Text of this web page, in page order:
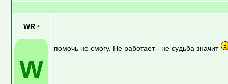
WR •
W
помочь не смогу. Не работает - не судьба значит